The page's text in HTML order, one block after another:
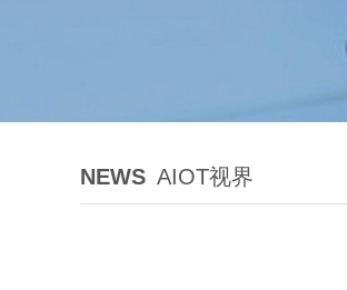
NEWS AIOT视界